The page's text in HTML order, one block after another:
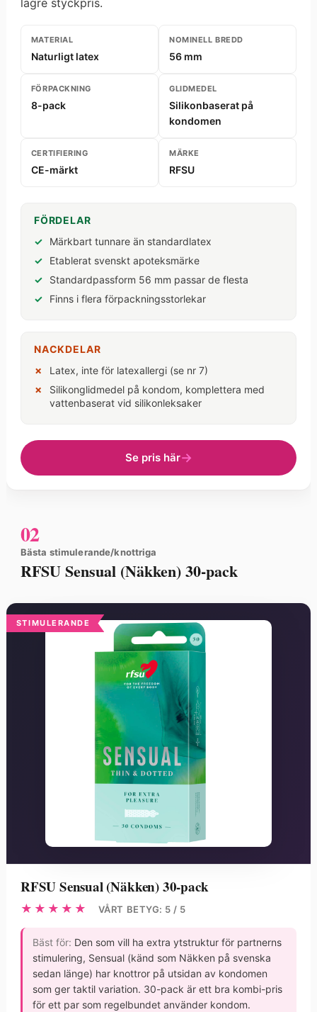
MATERIAL
Naturligt latex
NOMINELL BREDD
56 mm
FÖRPACKNING
8-pack
GLIDMEDEL
Silikonbaserat på
kondomen
CERTIFIERING
CE-märkt
MÄRKE
RFSU
FÖRDELAR
Märkbart tunnare än standardlatex
Etablerat svenskt apoteksmärke
Standardpassform 56 mm passar de flesta
Finns i flera förpackningsstorlekar
NACKDELAR
Latex, inte för latexallergi (se nr 7)
Silikonglidmedel på kondom, komplettera med
vattenbaserat vid silikonleksaker
Se pris här
02
Bästa stimulerande/knottriga
RFSU Sensual (Näkken) 30-pack
STIMULERANDE
RFSU Sensual (Näkken) 30-pack
★★★★★ VÅRT BETYG: 5 / 5
Bäst för: Den som vill ha extra ytstruktur för partnerns
stimulering, Sensual (känd som Näkken på svenska
sedan länge) har knottror på utsidan av kondomen
som ger taktil variation. 30-pack är ett bra kombi-pris
för ett par som regelbundet använder kondom.